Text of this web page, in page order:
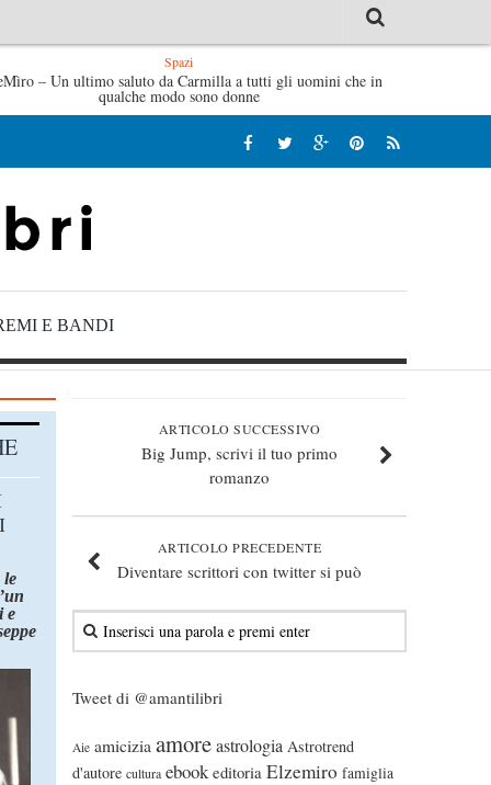
L’idraulico non verrà – Fruttero & Lucentini
Spazi
– Un ultimo saluto da Carmilla a tutti gli uomini che in
qualche modo sono donne
E BANDI
ARTICOLO SUCCESSIVO
Big Jump, scrivi il tuo primo
romanzo
ARTICOLO PRECEDENTE
Diventare scrittori con twitter si può
Tweet di @amantilibri
Aie amicizia amoreastrologia Astrotrend
d'autore cultura ebook editoria Elzemiro famiglia
le
e